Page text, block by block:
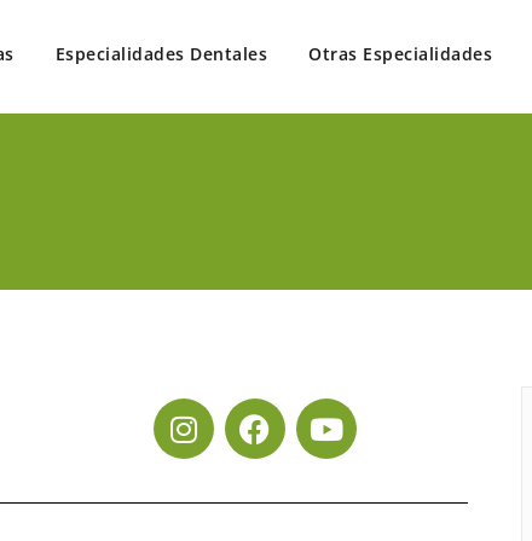
Especialidades Dentales Otras Especialidades